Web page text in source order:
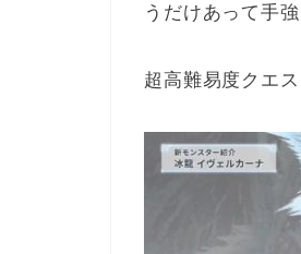
うだけあって手
超高難易度クエ